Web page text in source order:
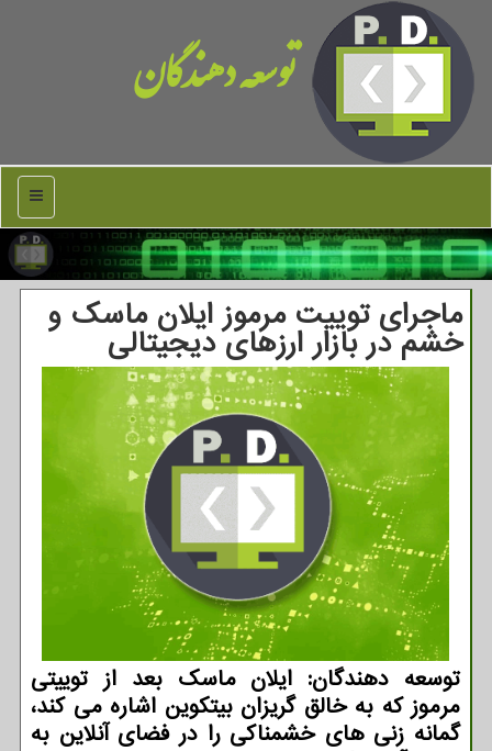
توسعه دهندگان
منو
ماجرای توییت مرموز ایلان ماسک و
خشم در بازار ارزهای دیجیتالی
توسعه دهندگان: ایلان ماسک بعد از توییتی
مرموز که به خالق گریزان بیتکوین اشاره می کند،
گمانه زنی های خشمناکی را در فضای آنلاین به